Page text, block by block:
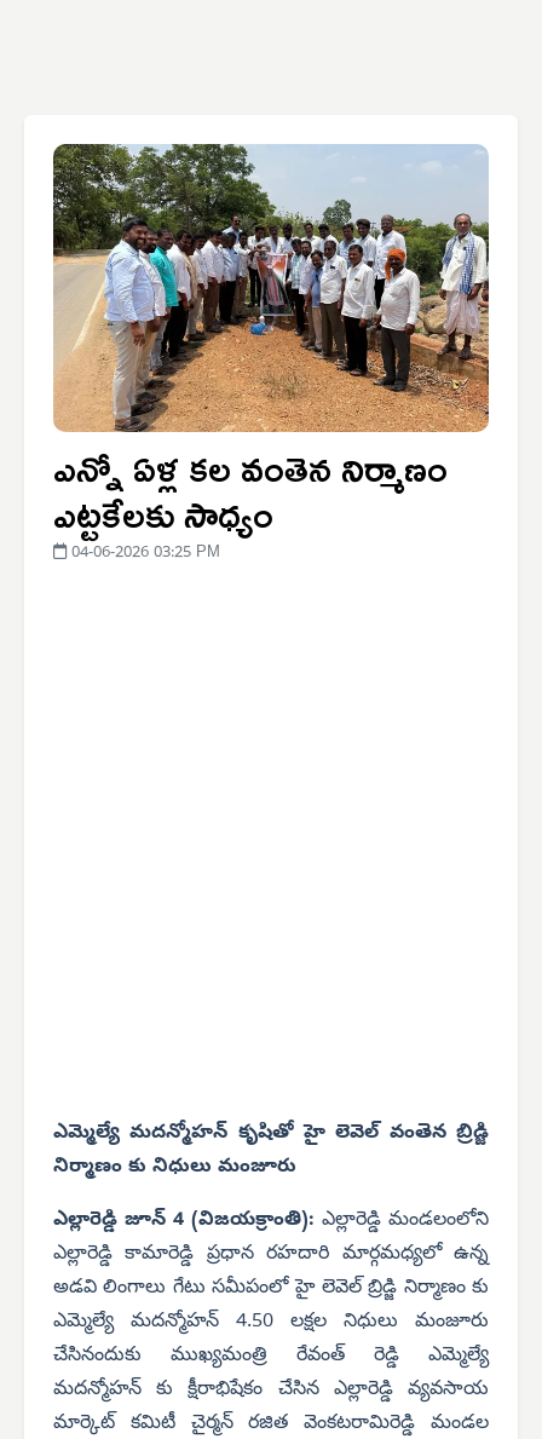
ఎన్నో ఏళ్ల కల వంతెన నిర్మాణం
ఎట్టకేలకు సాధ్యం
04-06-2026 03:25 PM
ఎమ్మెల్యే మదన్మోహన్ కృషితో హై లెవెల్ వంతెన బ్రిడ్జి
నిర్మాణం కు నిధులు మంజూరు
ఎల్లారెడ్డి జూన్ 4 (విజయక్రాంతి): ఎల్లారెడ్డి మండలంలోని
ఎల్లారెడ్డి కామారెడ్డి ప్రధాన రహదారి మార్గమధ్యలో ఉన్న
అడవి లింగాలు గేటు సమీపంలో హై లెవెల్ బ్రిడ్జి నిర్మాణం కు
ఎమ్మెల్యే మదన్మోహన్ 4.50 లక్షల నిధులు మంజూరు
చేసినందుకు ముఖ్యమంత్రి రేవంత్ రెడ్డి ఎమ్మెల్యే
మదన్మోహన్ కు క్షీరాభిషేకం చేసిన ఎల్లారెడ్డి వ్యవసాయ
మార్కెట్ కమిటీ చైర్మన్ రజిత వెంకటరామిరెడ్డి మండల